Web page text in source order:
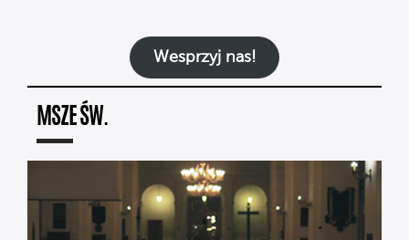
Wesprzyj nas!
MSZE ŚW.